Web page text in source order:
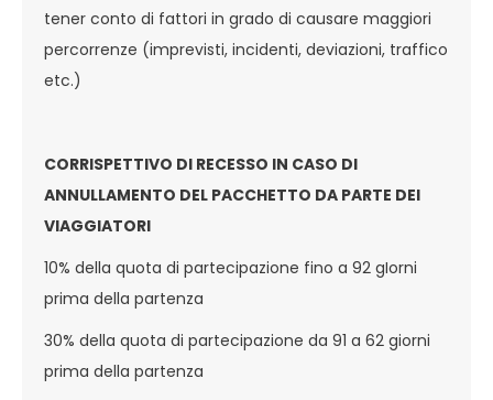
tener conto di fattori in grado di causare maggiori
percorrenze (imprevisti, incidenti, deviazioni, traffico
etc.)
CORRISPETTIVO DI RECESSO IN CASO DI
ANNULLAMENTO DEL PACCHETTO DA PARTE DEI
VIAGGIATORI
10% della quota di partecipazione fino a 92 gIorni
prima della partenza
30% della quota di partecipazione da 91 a 62 giorni
prima della partenza